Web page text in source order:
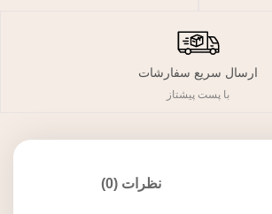
ارسال سریع سفارشات
با پست پیشتاز
نظرات (0)